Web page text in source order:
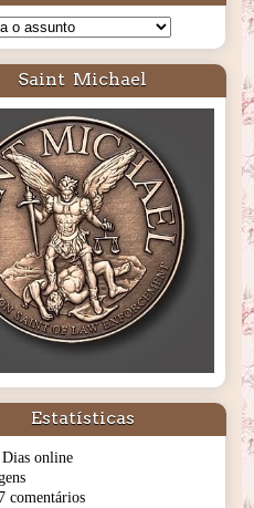
Saint Michael
Estatísticas
online
comentários